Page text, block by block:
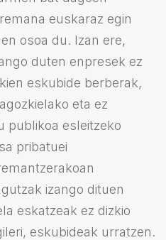
euskaraz egin
osoa du. Izan ere,
duten enpresek ez
eskubide berberak,
eta ez
publikoa esleitzeko
pribatuei
izango dituen
eskatzeak ez dizkio
eskubideak urratzen.